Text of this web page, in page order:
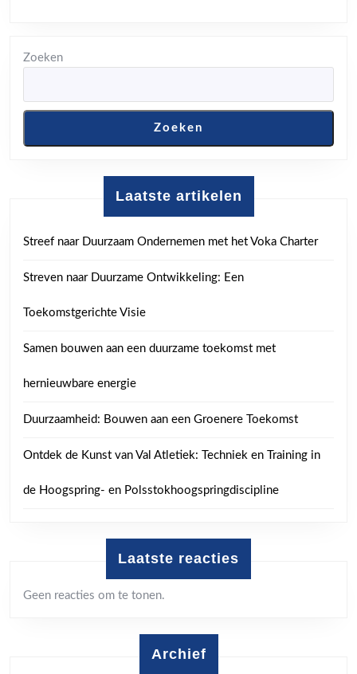
Zoeken
Zoeken
Laatste artikelen
Streef naar Duurzaam Ondernemen met het Voka Charter
Streven naar Duurzame Ontwikkeling: Een
Toekomstgerichte Visie
Samen bouwen aan een duurzame toekomst met
hernieuwbare energie
Duurzaamheid: Bouwen aan een Groenere Toekomst
Ontdek de Kunst van Val Atletiek: Techniek en Training in
de Hoogspring- en Polsstokhoogspringdiscipline
Laatste reacties
Geen reacties om te tonen.
Archief